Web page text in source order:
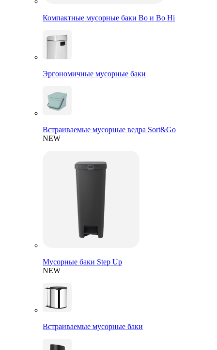
Компактные мусорные баки Bo и Bo Hi
Эргономичные мусорные баки
Встраиваемые мусорные ведра Sort&Go
NEW
Мусорные баки Step Up
NEW
Встраиваемые мусорные баки